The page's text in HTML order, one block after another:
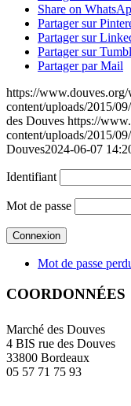
Share on
Partager sur
Partager sur
Partager sur
Partager par Mail
https://
content/uploads/2015/
des Douves https://
content/uploads/2015/
Douves2024-06-07
Identifiant
Mot de passe
Mot de passe
COORDONNÉES
Marché des Douves
4 BIS rue des Douves
33800 Bordeaux
05 57 71 75 93